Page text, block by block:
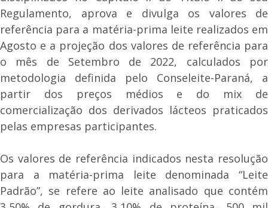
Regulamento, aprova e divulga os valores de
referência para a matéria-prima leite realizados em
Agosto e a projeção dos valores de referência para
o mês de Setembro de 2022, calculados por
metodologia definida pelo Conseleite-Paraná, a
partir dos preços médios e do mix de
comercialização dos derivados lácteos praticados
pelas empresas participantes.
Os valores de referência indicados nesta resolução
para a matéria-prima leite denominada “Leite
Padrão”, se refere ao leite analisado que contém